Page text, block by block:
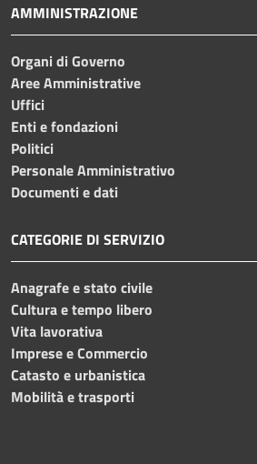
AMMINISTRAZIONE
Organi di Governo
Aree Amministrative
Uffici
Enti e fondazioni
Politici
Personale Amministrativo
Documenti e dati
CATEGORIE DI SERVIZIO
Anagrafe e stato civile
Cultura e tempo libero
Vita lavorativa
Imprese e Commercio
Catasto e urbanistica
Mobilità e trasporti